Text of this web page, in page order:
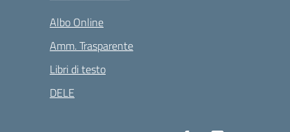
Albo Online
Amm. Trasparente
Libri di testo
DELE